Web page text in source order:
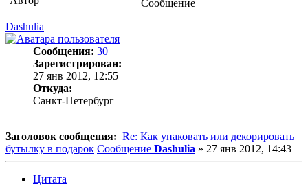
Сообщение
Dashulia
Сообщения: 30
Зарегистрирован:
27 янв 2012, 12:55
Откуда:
Санкт-Петербург
Заголовок сообщения: Re: Как упаковать или декорировать
бутылку в подарок Сообщение Dashulia » 27 янв 2012, 14:43
Цитата